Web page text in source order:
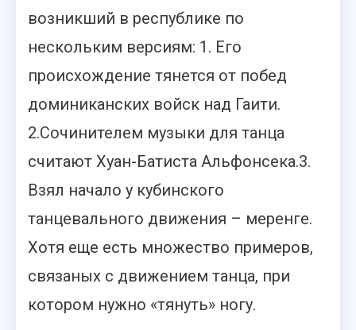
возникший в республике по
нескольким версиям: 1. Его
происхождение тянется от побед
доминиканских войск над Гаити.
2.Сочинителем музыки для танца
считают Хуан-Батиста Альфонсека.3.
Взял начало у кубинского
танцевального движения – меренге.
Хотя еще есть множество примеров,
связаных с движением танца, при
котором нужно «тянуть» ногу.